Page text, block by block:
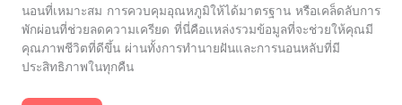
นอนที่เหมาะสม การควบคุมอุณหภูมิให้ได้มาตรฐาน หรือเคล็ดลับการ
พักผ่อนที่ช่วยลดความเครียด ที่นี่คือแหล่งรวมข้อมูลที่จะช่วยให้คุณมี
คุณภาพชีวิตที่ดีขึ้น ผ่านทั้งการทำนายฝันและการนอนหลับที่มี
ประสิทธิภาพในทุกคืน